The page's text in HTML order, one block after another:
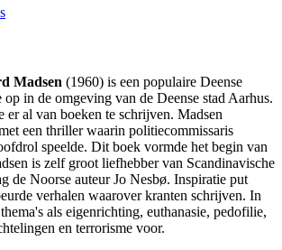
Madsen (1960) is een populaire Deense
in de omgeving van de Deense stad Aarhus.
er al van boeken te schrijven. Madsen
een thriller waarin politiecommissaris
speelde. Dit boek vormde het begin van
is zelf groot liefhebber van Scandinavische
de Noorse auteur Jo Nesbø. Inspiratie put
verhalen waarover kranten schrijven. In
als eigenrichting, euthanasie, pedofilie,
en terrorisme voor.